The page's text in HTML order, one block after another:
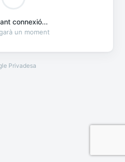
connexió...
un moment
Privadesa